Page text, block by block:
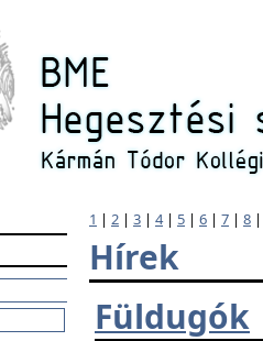
1 | 2 | 3 | 4| 5 | 6 | 7 | 8
Hírek
Füldugók